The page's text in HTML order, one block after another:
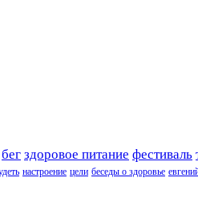
бег здоровое питание фестиваль
настроение цели беседы о здоровье